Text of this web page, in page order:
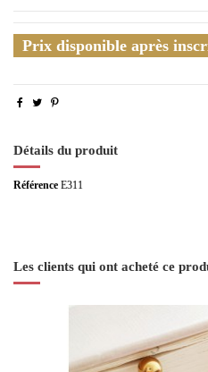
Prix disponible après
Détails du produit
Référence E311
Les clients qui ont acheté ce